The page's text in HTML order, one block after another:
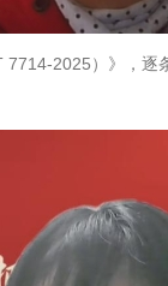
2025）》，逐